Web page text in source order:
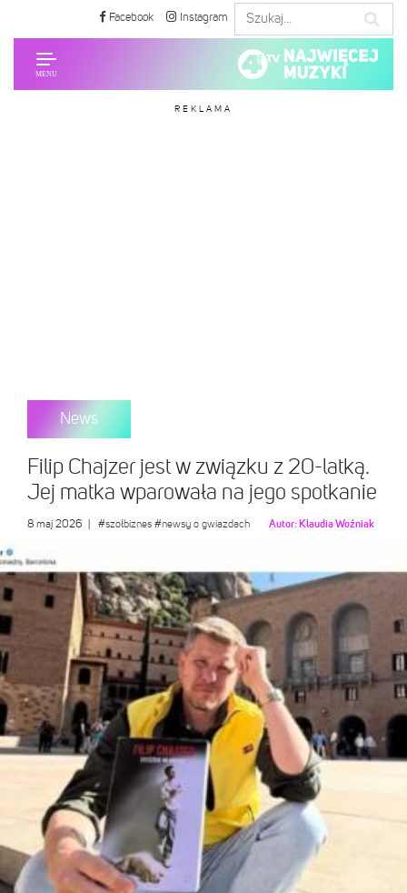
Facebook Instagram
REKLAMA
News
Filip Chajzer jest w związku z 20-latką.
Jej matka wparowała na jego spotkanie
8 maj 2026 #szołbiznes #newsy o gwiazdach Autor: Klaudia Woźniak